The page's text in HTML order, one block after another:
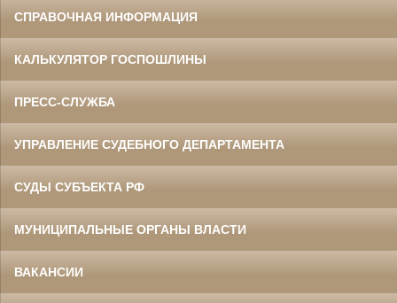
СПРАВОЧНАЯ ИНФОРМАЦИЯ
КАЛЬКУЛЯТОР ГОСПОШЛИНЫ
ПРЕСС-СЛУЖБА
УПРАВЛЕНИЕ СУДЕБНОГО ДЕПАРТАМЕНТА
СУДЫ СУБЪЕКТА РФ
МУНИЦИПАЛЬНЫЕ ОРГАНЫ ВЛАСТИ
ВАКАНСИИ